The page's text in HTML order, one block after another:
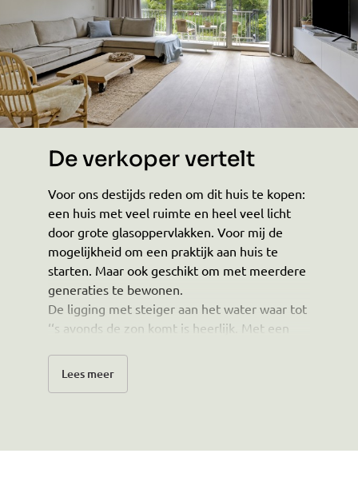
De verkoper vertelt
Voor ons destijds reden om dit huis te kopen:
een huis met veel ruimte en heel veel licht
door grote glasoppervlakken. Voor mij de
mogelijkheid om een praktijk aan huis te
starten. Maar ook geschikt om met meerdere
generaties te bewonen.
De ligging met steiger aan het water waar tot
‘‘s avonds de zon komt is heerlijk. Met een
Lees meer